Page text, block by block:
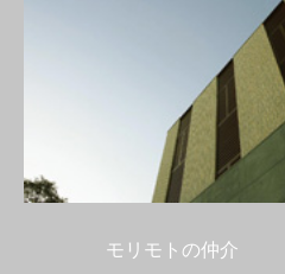
モリモトの仲介